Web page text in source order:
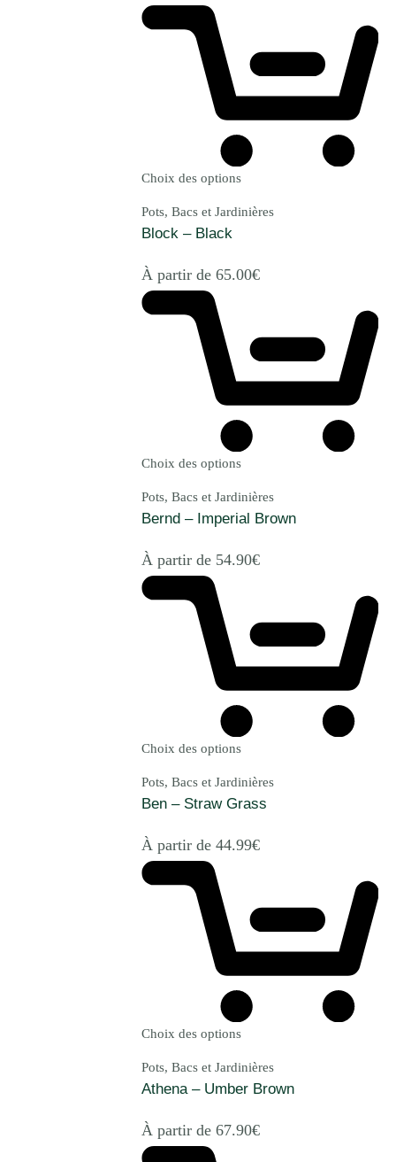
Choix des options
Pots, Bacs et Jardinières
Block – Black
À partir de 65.00€
Choix des options
Pots, Bacs et Jardinières
Bernd – Imperial Brown
À partir de 54.90€
Choix des options
Pots, Bacs et Jardinières
Ben – Straw Grass
À partir de 44.99€
Choix des options
Pots, Bacs et Jardinières
Athena – Umber Brown
À partir de 67.90€